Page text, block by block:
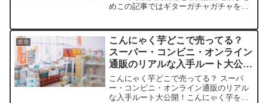
めこの記事ではギターガチャガチャを売
舗平均価格（税込）在庫状況（2025年10
月時点）備考A...
総合
こんにゃく芋どこで売ってる？
スーパー・コンビニ・オンライン
通販のリアルな入手ルート大公
開！
こんにゃく芋どこで売ってる？ スーパ
ー・コンビニ・オンライン通販のリアル
な入手ルート大公開！こんにゃく芋を売